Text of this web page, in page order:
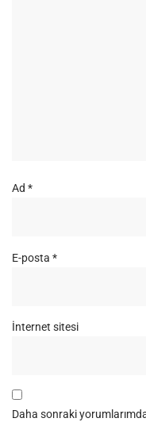
Ad *
E-posta *
İnternet sitesi
Daha sonraki